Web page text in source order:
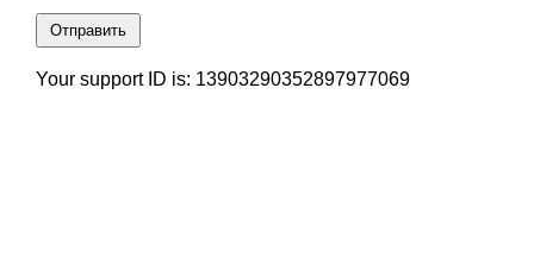
Отправить
Your support ID is: 13903290352897977069